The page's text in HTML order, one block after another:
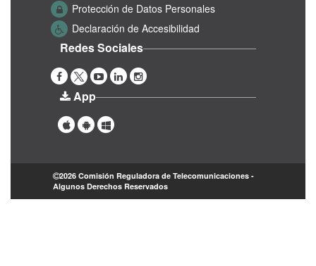
Protección de Datos Personales
Declaración de Accesibilidad
Redes Sociales
App
2026 Comisión Reguladora de Telecomunicaciones -
Algunos Derechos Reservados